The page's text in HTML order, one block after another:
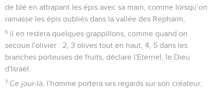
de blé en attrapant les épis avec sa main, comme lorsqu’on
ramasse les épis oubliés dans la vallée des Rephaïm,
6 il en restera quelques grappillons, comme quand on
secoue l'olivier : 2, 3 olives tout en haut, 4, 5 dans les
branches porteuses de fruits, déclare l'Eternel, le Dieu
d'Israël.
7 Ce jour-là, l'homme portera ses regards sur son créateur,